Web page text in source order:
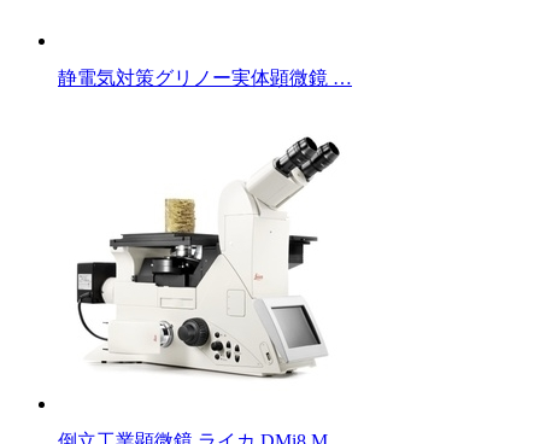
静電気対策グリノー実体顕微鏡 …